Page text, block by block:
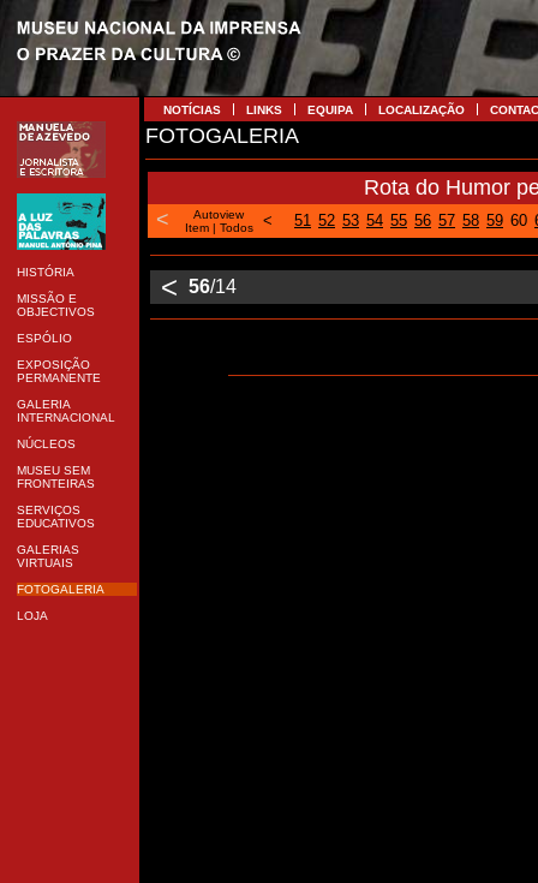
HISTÓRIA
MISSÃO E
OBJECTIVOS
ESPÓLIO
EXPOSIÇÃO
PERMANENTE
GALERIA
INTERNACIONAL
NÚCLEOS
MUSEU SEM
FRONTEIRAS
SERVIÇOS
EDUCATIVOS
GALERIAS
VIRTUAIS
FOTOGALERIA
LOJA
NOTÍCIAS LINKS EQUIPA LOCALIZAÇÃO
FOTOGALERIA
Rota do Humor
<
Autoview
Item| Todos < 51 52 53 54 55 56 57 58 59 60
< 56/14